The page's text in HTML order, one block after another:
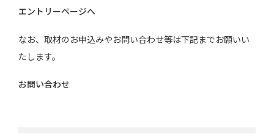
エントリーページへ
なお、取材のお申込みやお問い合わせ等は下記までお願いい
たします。
お問い合わせ